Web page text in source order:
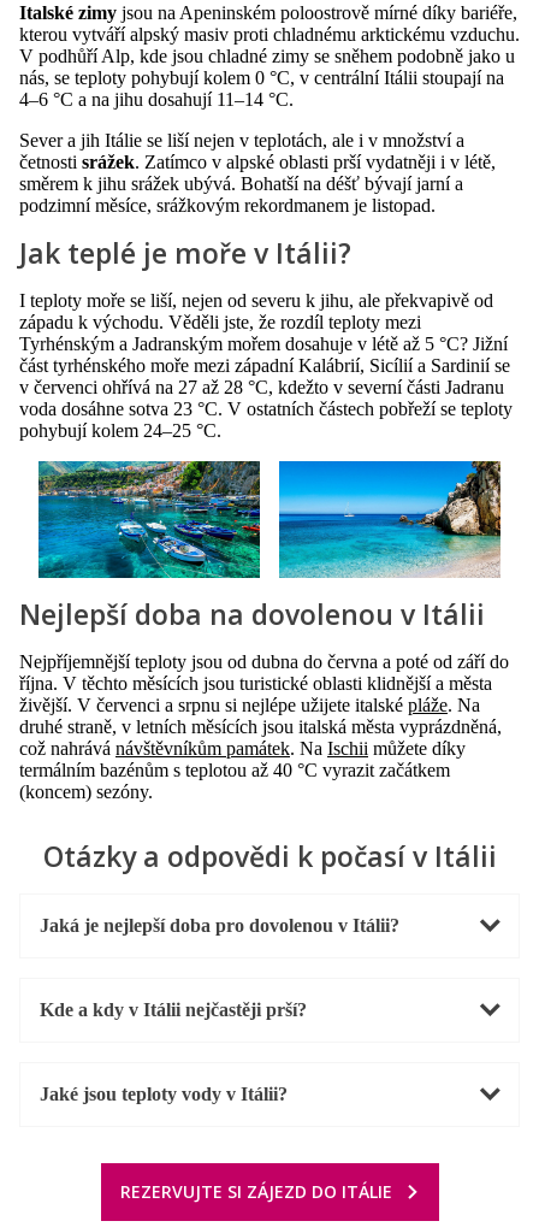
Italské zimy jsou na Apeninském poloostrově mírné díky bariéře,
kterou vytváří alpský masiv proti chladnému arktickému vzduchu.
V podhůří Alp, kde jsou chladné zimy se sněhem podobně jako u
nás, se teploty pohybují kolem 0 °C, v centrální Itálii stoupají na
4–6 °C a na jihu dosahují 11–14 °C.
Sever a jih Itálie se liší nejen v teplotách, ale i v množství a
četnosti srážek. Zatímco v alpské oblasti prší vydatněji i v létě,
směrem k jihu srážek ubývá. Bohatší na déšť bývají jarní a
podzimní měsíce, srážkovým rekordmanem je listopad.
Jak teplé je moře v Itálii?
I teploty moře se liší, nejen od severu k jihu, ale překvapivě od
západu k východu. Věděli jste, že rozdíl teploty mezi
Tyrhénským a Jadranským mořem dosahuje v létě až 5 °C? Jižní
část tyrhénského moře mezi západní Kalábrií, Sicílií a Sardinií se
v červenci ohřívá na 27 až 28 °C, kdežto v severní části Jadranu
voda dosáhne sotva 23 °C. V ostatních částech pobřeží se teploty
pohybují kolem 24–25 °C.
Nejlepší doba na dovolenou v Itálii
Nejpříjemnější teploty jsou od dubna do června a poté od září do
října. V těchto měsících jsou turistické oblasti klidnější a města
živější. V červenci a srpnu si nejlépe užijete italské pláže. Na
druhé straně, v letních měsících jsou italská města vyprázdněná,
což nahrává návštěvníkům památek. Na Ischii můžete díky
termálním bazénům s teplotou až 40 °C vyrazit začátkem
(koncem) sezóny.
Otázky a odpovědi k počasí v Itálii
Jaká je nejlepší doba pro dovolenou v Itálii?
Kde a kdy v Itálii nejčastěji prší?
Jaké jsou teploty vody v Itálii?
REZERVUJTE SI ZÁJEZD DO ITÁLIE